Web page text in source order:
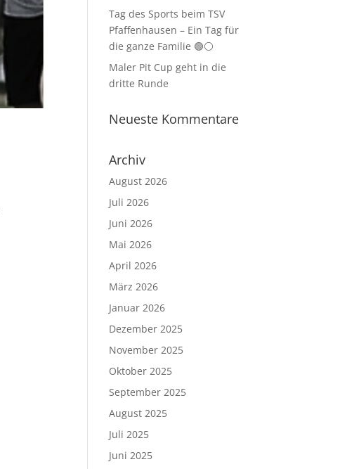
Tag des Sports beim TSV
Pfaffenhausen – Ein Tag für
die ganze Familie 🟢⚪
Maler Pit Cup geht in die
dritte Runde
Neueste Kommentare
Archiv
August 2026
Juli 2026
Juni 2026
Mai 2026
April 2026
März 2026
Januar 2026
Dezember 2025
November 2025
Oktober 2025
September 2025
August 2025
Juli 2025
Juni 2025